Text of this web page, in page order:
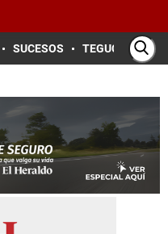
SUCESOS TEGUCIGALPA